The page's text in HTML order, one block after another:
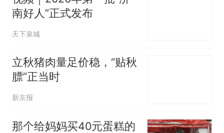
南好人”正式发布
天下泉城
立秋猪肉量足价稳，“贴秋
膘”正当时
新京报
那个给妈妈买40元蛋糕的